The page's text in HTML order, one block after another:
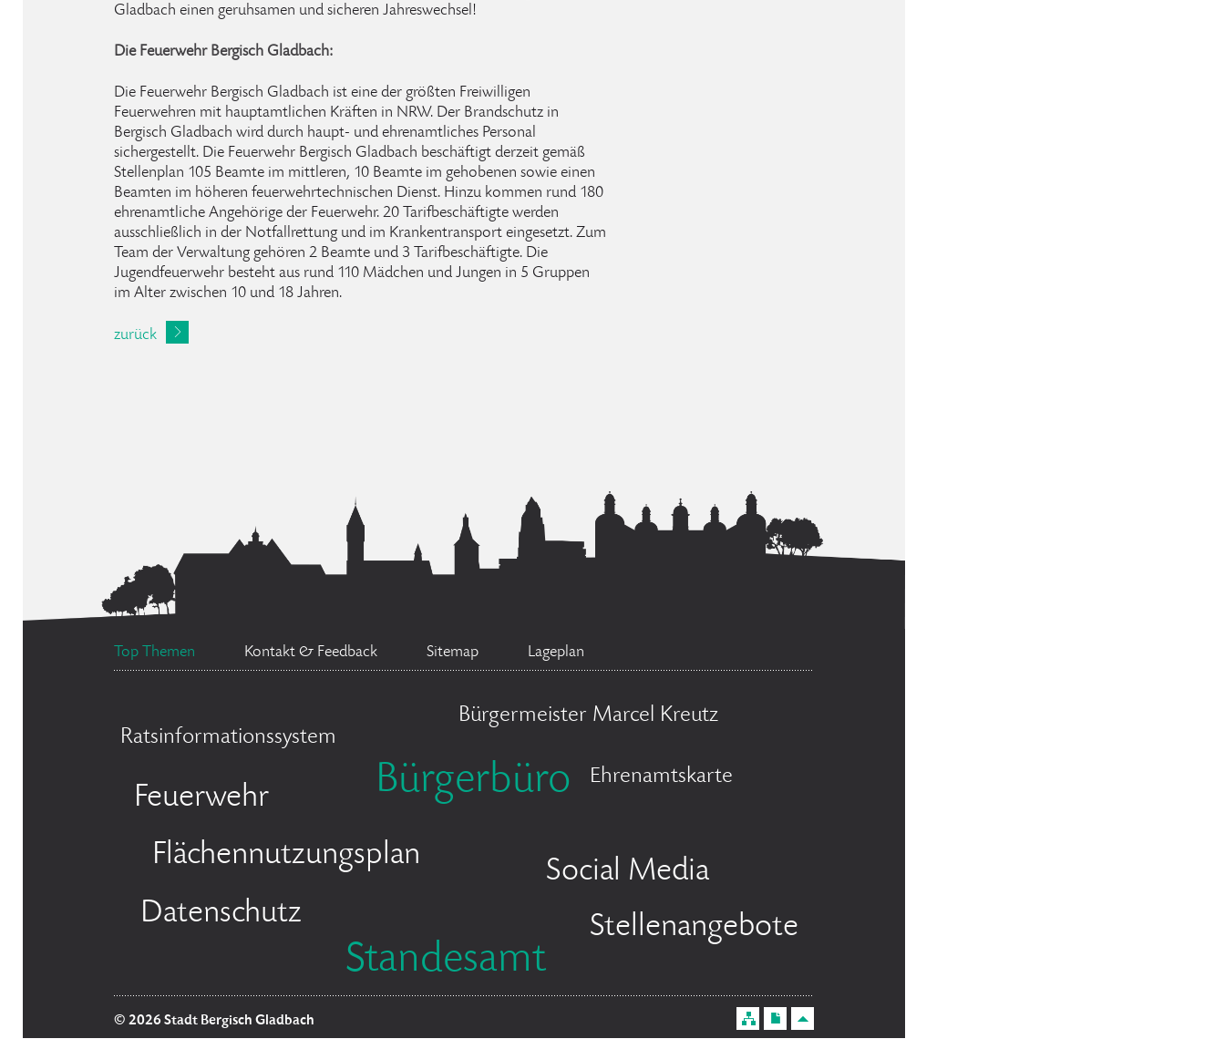
Gladbach einen geruhsamen und sicheren Jahreswechsel!
Die Feuerwehr Bergisch Gladbach:
Die Feuerwehr Bergisch Gladbach ist eine der größten Freiwilligen
Feuerwehren mit hauptamtlichen Kräften in NRW. Der Brandschutz in
Bergisch Gladbach wird durch haupt- und ehrenamtliches Personal
sichergestellt. Die Feuerwehr Bergisch Gladbach beschäftigt derzeit gemäß
Stellenplan 105 Beamte im mittleren, 10 Beamte im gehobenen sowie einen
Beamten im höheren feuerwehrtechnischen Dienst. Hinzu kommen rund 180
ehrenamtliche Angehörige der Feuerwehr. 20 Tarifbeschäftigte werden
ausschließlich in der Notfallrettung und im Krankentransport eingesetzt. Zum
Team der Verwaltung gehören 2 Beamte und 3 Tarifbeschäftigte. Die
Jugendfeuerwehr besteht aus rund 110 Mädchen und Jungen in 5 Gruppen
im Alter zwischen 10 und 18 Jahren.
zurück
Top Themen Kontakt & Feedback Sitemap Lageplan
Ratsinformationssystem
Bürgermeister Marcel Kreutz
Feuerwehr Bürgerbüro Ehrenamtskarte
Flächennutzungsplan
Social Media
Datenschutz
Standesamt
Stellenangebote
© 2026 Stadt Bergisch Gladbach